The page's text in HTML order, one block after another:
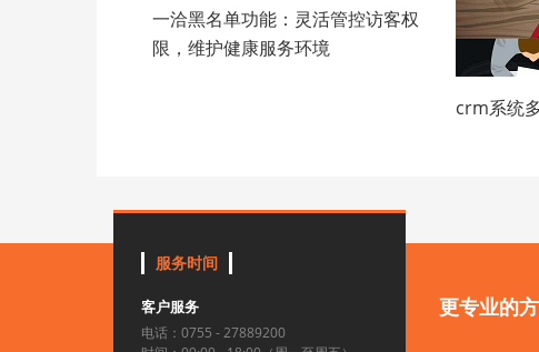
一洽黑名单功能：灵活管控访客权
限，维护健康服务环境
crm系统
更专业的
服务时间
客户服务
电话：0755 - 27889200